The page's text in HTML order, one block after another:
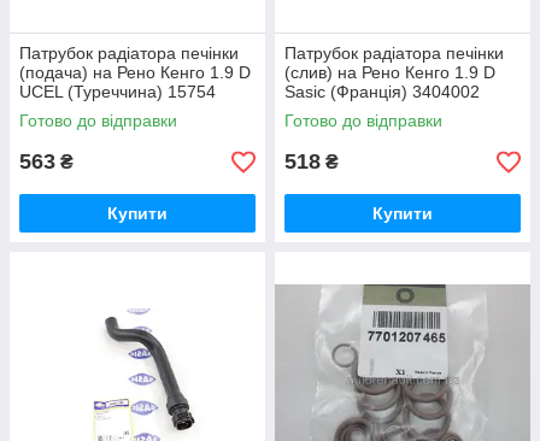
Патрубок радіатора печінки
(подача) на Рено Кенго 1.9 D
UCEL (Туреччина) 15754
Готово до відправки
563 ₴
Купити
Патрубок радіатора печінки
(слив) на Рено Кенго 1.9 D
Sasic (Франція) 3404002
Готово до відправки
518 ₴
Купити